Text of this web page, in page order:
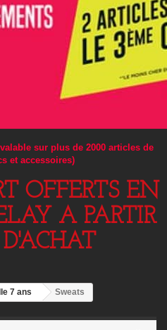
sur plus de 2000 articles de
et accessoires)
OFFERTS EN
A PARTIR
7 ans Sweats